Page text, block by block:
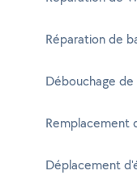
Réparation de
Débouchage
Remplacement
Déplacement